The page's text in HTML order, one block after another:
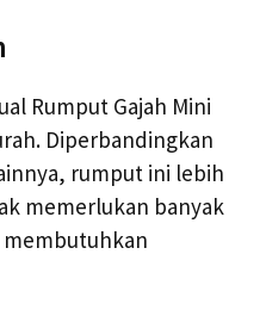
Rumput Gajah Mini
Diperbandingkan
rumput ini lebih
memerlukan banyak
membutuhkan